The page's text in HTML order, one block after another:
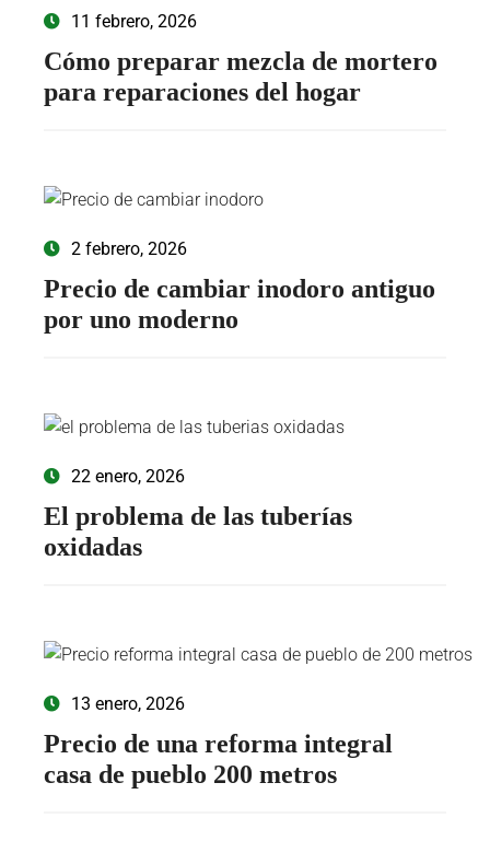
11 febrero, 2026
Cómo preparar mezcla de mortero
para reparaciones del hogar
2 febrero, 2026
Precio de cambiar inodoro antiguo
por uno moderno
22 enero, 2026
El problema de las tuberías
oxidadas
13 enero, 2026
Precio de una reforma integral
casa de pueblo 200 metros